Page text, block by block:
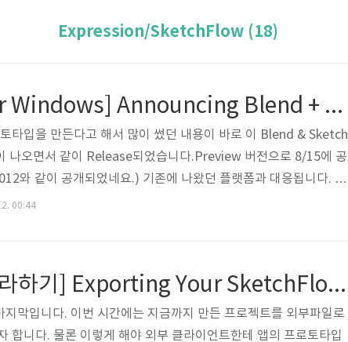
Expression/SketchFlow (18)
[SketchFlow for Windows] Announcing Blend + SketchFlow Preview for Visual Studio 2012
타입을 만든다고 해서 많이 썼던 내용이 바로 이 Blend & Sketch
나오면서 같이 Release되었습니다.Preview 버전으로 8/15에 공
와 같이 공개되었네요.) 기존에 나왔던 플랫폼과 대응됩니다. 한
app을 개발하기 위해서는 기존의 VS 2010이 아닌 VS2012에
00:44
[SketchFlow 따라하기] Exporting Your SketchFlow Project
막입니다. 이번 시간에는 지금까지 만든 프로젝트를 외부파일로
합니다. 물론 이렇게 해야 외부 클라이언트한테 앱의 프로토타입